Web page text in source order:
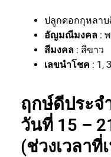
ปลูกดอกกุหลาบ
อัญมณีมงคล :
สีมงคล : สีขาว
เลขนำโชค : 1,
ฤกษ์ดีประจ
วันที่ 15 –
(ช่วงเวลาที่